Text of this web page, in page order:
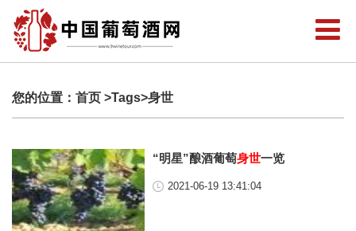
您的位置： 首页 >Tags>身世
“明星”酿酒葡萄身世一览
2021-06-19 13:41:04